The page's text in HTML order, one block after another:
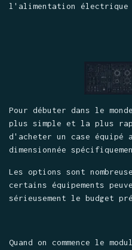
l'alimentation électrique
Pour débuter dans le
plus simple et la plus
d'acheter un case équipé
dimensionnée
Les options sont
certains équipements
sérieusement le budget
Quand on commence le